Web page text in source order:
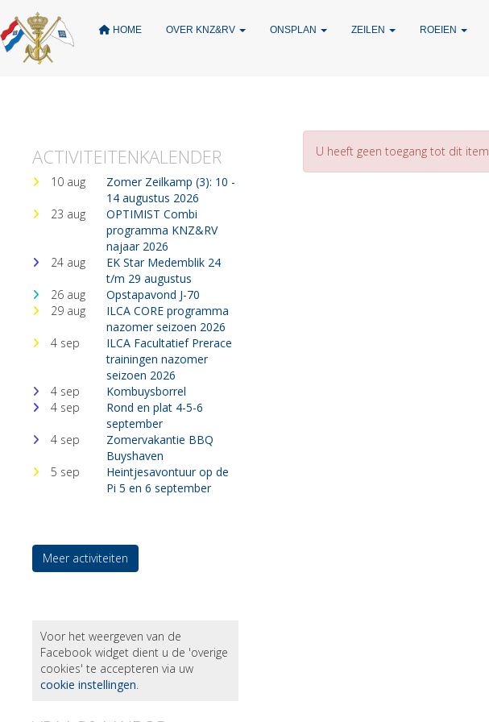
HOME OVER KNZ&RV ONSPLAN ZEILEN ROEIEN
ACTIVITEITENKALENDER
10 aug
Zomer Zeilkamp (3): 10 -
14 augustus 2026
23 aug
OPTIMIST Combi
programma KNZ&RV
najaar 2026
24 aug
EK Star Medemblik 24
t/m 29 augustus
26 aug
Opstapavond J-70
29 aug
ILCA CORE programma
nazomer seizoen 2026
4 sep
ILCA Facultatief Prerace
trainingen nazomer
seizoen 2026
4 sep
Kombuysborrel
4 sep
Rond en plat 4-5-6
september
4 sep
Zomervakantie BBQ
Buyshaven
5 sep
Heintjesavontuur op de
Pi 5 en 6 september
Meer activiteiten
Voor het weergeven van de
Facebook widget dient u de 'overige
cookies' te accepteren via uw
cookie instellingen.
U heeft geen toegang tot dit item